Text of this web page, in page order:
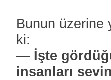
Bunun üzerine
ki:
— İşte
insanları